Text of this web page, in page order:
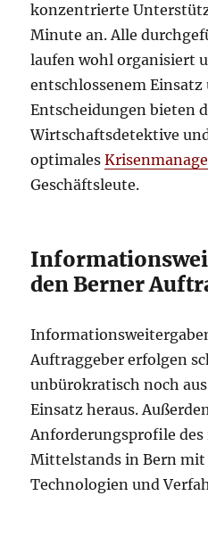
konzentrierte
Minute an. Alle
laufen wohl organisiert
entschlossenem
Entscheidungen bieten
Wirtschaftsdetektive
optimales
Geschäftsleute.
den Berner
Auftraggeber erfolgen
unbürokratisch noch
Einsatz heraus.
Anforderungsprofile
Mittelstands in Bern
Technologien und